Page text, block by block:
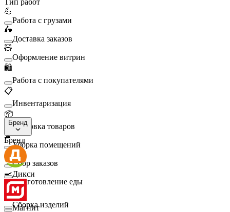
Тип работ
💪
Работа с грузами
🛵
Доставка заказов
🧸
Оформление витрин
🛍️
Работа с покупателями
📋
Инвентаризация
📦
Упаковка товаров
🧹
Уборка помещений
🛒
Сбор заказов
🍳
Приготовление еды
🛠️
Сборка изделий
Бренд
Бренд
Дикси
Магнит